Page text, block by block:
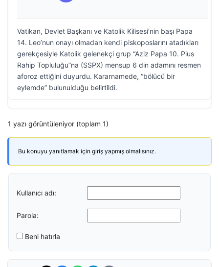
Vatikan, Devlet Başkanı ve Katolik Kilisesi’nin başı Papa
14. Leo’nun onayı olmadan kendi piskoposlarını atadıkları
gerekçesiyle Katolik gelenekçi grup “Aziz Papa 10. Pius
Rahip Topluluğu”na (SSPX) mensup 6 din adamını resmen
aforoz ettiğini duyurdu. Kararnamede, “bölücü bir
eylemde” bulunulduğu belirtildi.
1 yazı görüntüleniyor (toplam 1)
Bu konuyu yanıtlamak için giriş yapmış olmalısınız.
Kullanıcı adı:
Parola:
Beni hatırla